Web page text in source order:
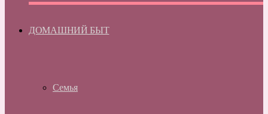
ДОМАШНИЙ БЫТ
Семья